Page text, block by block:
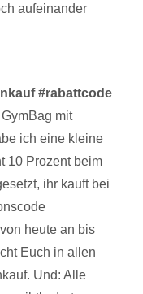
aufeinander
#rabattcode
mit
ich eine kleine
10 Prozent beim
ihr kauft bei
heute an bis
Euch in allen
Und: Alle